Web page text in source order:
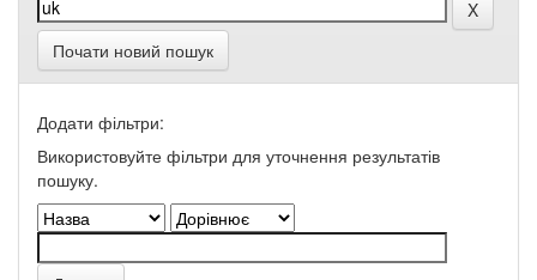
Почати новий пошук
Додати фільтри:
Використовуйте фільтри для уточнення результатів
пошуку.